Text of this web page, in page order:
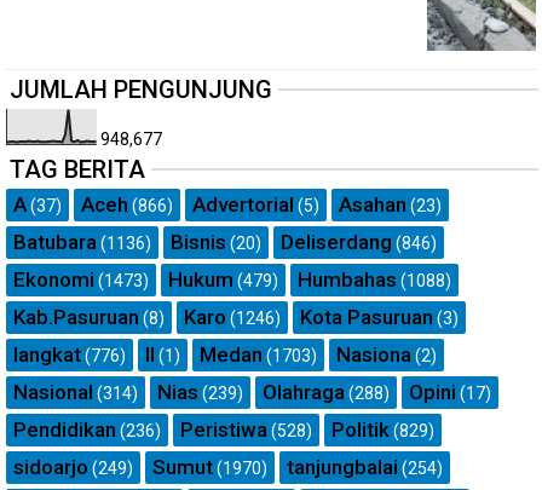
JUMLAH PENGUNJUNG
948,677
TAG BERITA
A(37) Aceh (866) Advertorial (5) Asahan (23)
Batubara (1136) Bisnis (20) Deliserdang (846)
Ekonomi (1473) Hukum (479) Humbahas (1088)
Kab.Pasuruan (8) Karo (1246) Kota Pasuruan (3)
langkat(776) ll (1) Medan (1703) Nasiona (2)
Nasional (314) Nias (239) Olahraga (288) Opini (17)
Pendidikan (236) Peristiwa (528) Politik(829)
sidoarjo (249) Sumut(1970) tanjungbalai (254)